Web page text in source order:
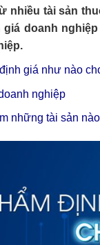
nhiều tài sản
giá doanh
giá như nào
nghiệp
những tài sản